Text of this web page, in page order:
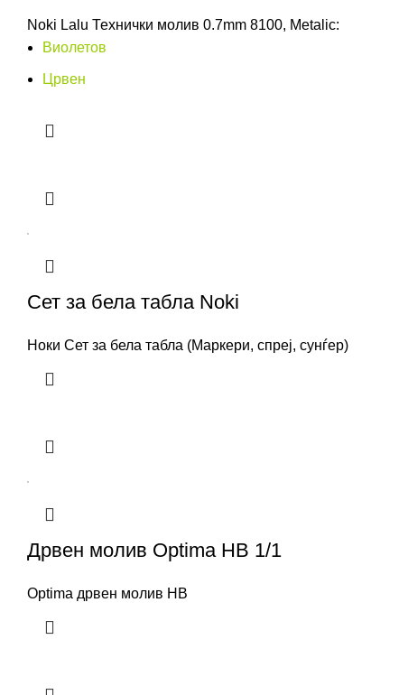
Noki Lalu Технички молив 0.7mm 8100, Metalic:
Виолетов
Црвен
Сет за бела табла Noki
Ноки Сет за бела табла (Маркери, спреј, сунѓер)
Дрвен молив Optima HB 1/1
Optima дрвен молив HB